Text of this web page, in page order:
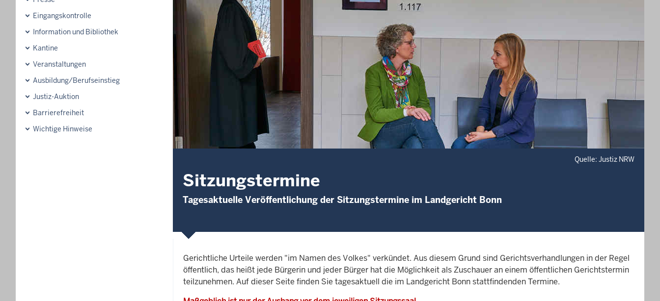
Eingangskontrolle
Information und Bibliothek
Kantine
Veranstaltungen
Ausbildung/Berufseinstieg
Justiz-Auktion
Barrierefreiheit
Wichtige Hinweise
Quelle: Justiz NRW
Sitzungstermine
Tagesaktuelle Veröffentlichung der Sitzungstermine im Landgericht Bonn
Gerichtliche Urteile werden "im Namen des Volkes" verkündet. Aus diesem Grund sind Gerichtsverhandlungen in der Regel
öffentlich, das heißt jede Bürgerin und jeder Bürger hat die Möglichkeit als Zuschauer an einem öffentlichen Gerichtstermin
teilzunehmen. Auf dieser Seite finden Sie tagesaktuell die im Landgericht Bonn stattfindenden Termine.